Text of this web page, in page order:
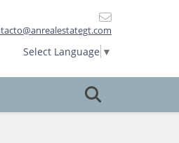
Select Language ▼